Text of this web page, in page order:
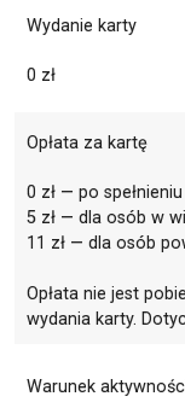
Wydanie karty
0 zł
Opłata za kartę
0 zł — po
5 zł — dla osób w
11 zł — dla osób
Opłata nie jest
wydania karty.
Warunek